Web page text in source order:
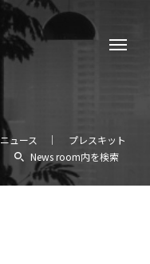
ニュース
プレスキット
News room内を検索